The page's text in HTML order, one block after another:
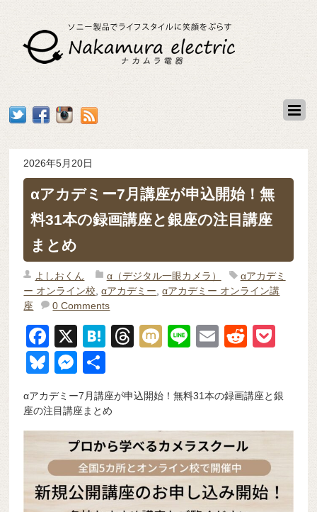
2026年5月20日
αアカデミー7月講座が申込開始！無
料31本の録画講座と銀座の注目講座
まとめ
よしおくん α（デジタル一眼カメラ）
αアカデミ
ー オンライン校 ,αアカデミー ,αアカデミー オンライン講
座
0 Comments
F
a
c
e
b
o
k
X
H
n
a
T
a
d
s
M
Li
E
R
di
t
et
Bl
e
sk
y
M
e
ss
e
n
g
er
有
αアカデミー7月講座が申込開始！無料31本の録画講座と銀
座の注目講座まとめ